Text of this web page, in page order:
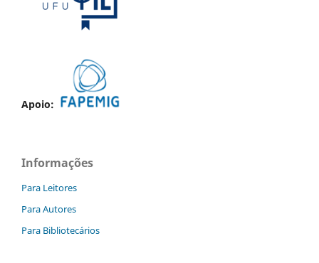
Apoio:
Informações
Para Leitores
Para Autores
Para Bibliotecários